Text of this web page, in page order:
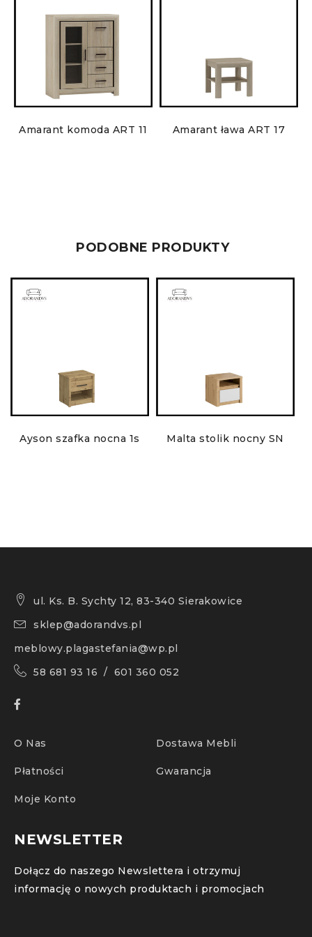
Amarant komoda ART 11 Amarant ława ART 17
PODOBNE PRODUKTY
Ayson szafka nocna 1s Malta stolik nocny SN
ul. Ks. B. Sychty 12, 83-340 Sierakowice
sklep@adorandvs.pl
meblowy.plagastefania@wp.pl
58 681 93 16 / 601 360 052
O Nas Dostawa Mebli
Płatności Gwarancja
Moje Konto
NEWSLETTER
Dołącz do naszego Newslettera i otrzymuj
informację o nowych produktach i promocjach